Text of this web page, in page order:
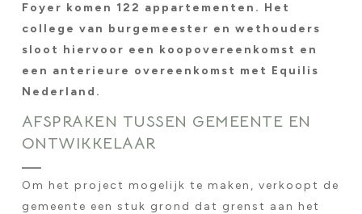
Foyer komen 122 appartementen. Het
college van burgemeester en wethouders
sloot hiervoor een koopovereenkomst en
een anterieure overeenkomst met Equilis
Nederland.
AFSPRAKEN TUSSEN GEMEENTE EN
ONTWIKKELAAR
Om het project mogelijk te maken, verkoopt de
gemeente een stuk grond dat grenst aan het